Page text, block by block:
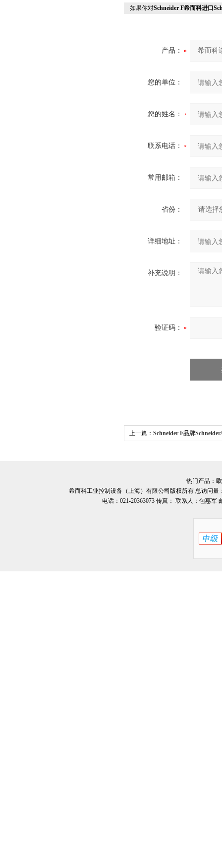
如果你对Schneider F希而科进口
产品：
您的单位：
您的姓名：
联系电话：
常用邮箱：
省份：
详细地址：
补充说明：
验证码：
上一篇： Schneider F品牌
热门产品：
希而科工业控制设备（上海）有限公司版权所有 总访问量
电话：021-20363073 传真： 联系人：包惠军